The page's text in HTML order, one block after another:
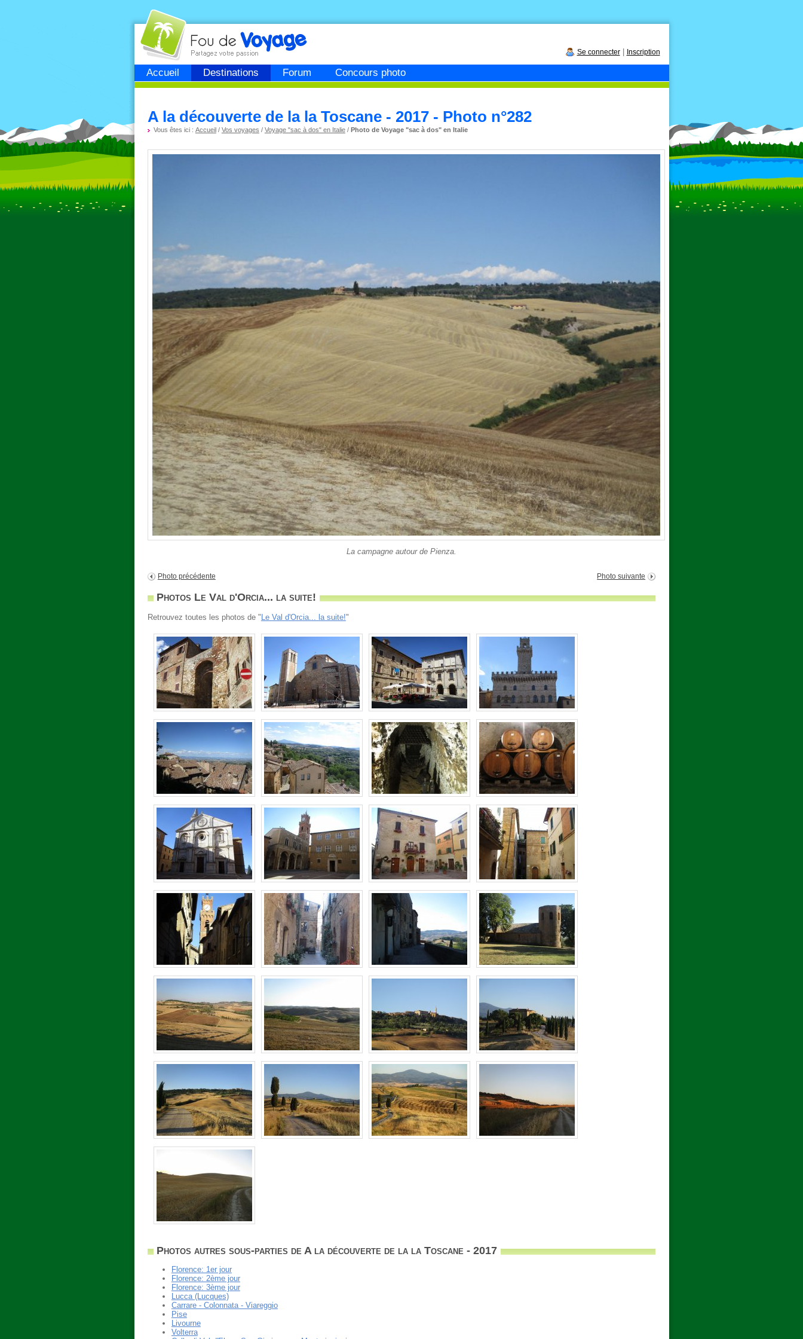
Accueil Destinations Forum Concours photo
Fou devoyage
Se connecter| Inscription
A la découverte de la la Toscane - 2017 - Photo n°282
Vous êtes ici : Accueil/ Vos voyages / Voyage "sac à dos" en Italie/ Photo de Voyage "sac à dos" en Italie
La campagne autour de Pienza.
Photo précédente Photo suivante
Photos Le Val d'Orcia... la suite!
Retrouvez toutes les photos de "Le Val d'Orcia... la suite!"
Photos autres sous-parties de A la découverte de la la Toscane - 2017
Florence: 1er jour
Florence: 2ème jour
Florence: 3ème jour
Lucca (Lucques)
Carrare - Colonnata - Viareggio
Pise
Livourne
Volterra